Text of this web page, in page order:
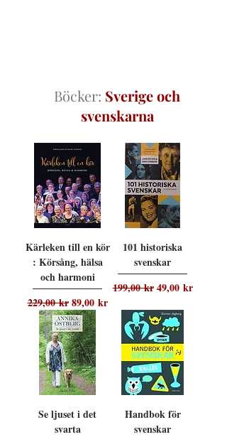
Böcker: Sverige och
svenskarna
Kärleken till en kör
: Körsång, hälsa
och harmoni
Ordinarie pris
229,00 kr Reapris
89,00 kr
101 historiska
svenskar
Ordinarie pris
199,00 kr Reapris
49,00 kr
Se ljuset i det
svarta
Handbok för
svenskar